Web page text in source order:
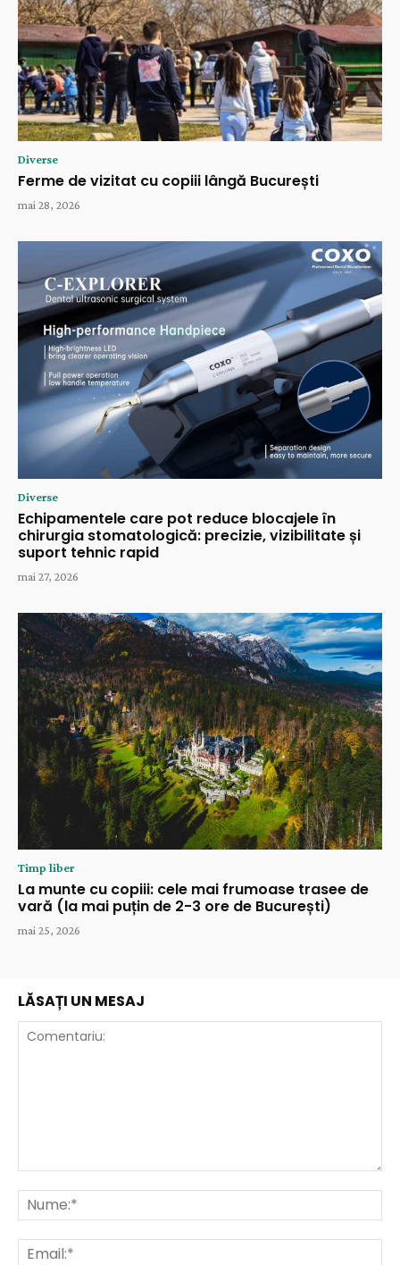
Diverse
Ferme de vizitat cu copiii lângă București
mai 28, 2026
Diverse
Echipamentele care pot reduce blocajele în
chirurgia stomatologică: precizie, vizibilitate și
suport tehnic rapid
mai 27, 2026
Timp liber
La munte cu copiii: cele mai frumoase trasee de
vară (la mai puțin de 2-3 ore de București)
mai 25, 2026
LĂSAȚI UN MESAJ